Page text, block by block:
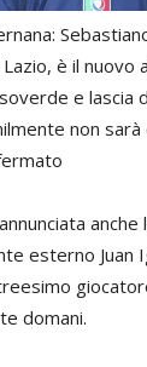
è il nuovo
e lascia
non
anche
esterno Juan
domani.